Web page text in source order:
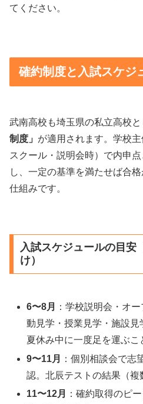
てください。
確約制度と入試スケジ
武南高校も埼玉県の私立高校と
制度」 が適用されます。学校
スクール・説明会時）で内申
し、一定の基準を満たせば合
仕組みです。
入試スケジュールの目安
け）
6〜8月
：学校説明会・オ
動見学・授業見学・施設見
夏休み中に一度足を運ぶ
9〜11月
：個別相談会で志
認。北辰テストの結果（複
11〜12月
：確約取得のピ